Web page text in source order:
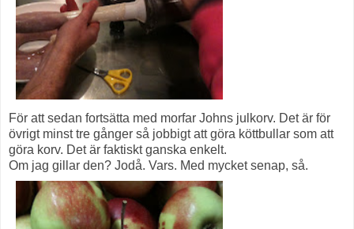
För att sedan fortsätta med morfar Johns julkorv. Det är för
övrigt minst tre gånger så jobbigt att göra köttbullar som att
göra korv. Det är faktiskt ganska enkelt.
Om jag gillar den? Jodå. Vars. Med mycket senap, så.